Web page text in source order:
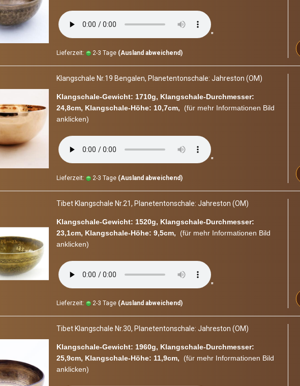
"
Lieferzeit: 2-3 Tage (Ausland abweichend)
Klang­scha­le Nr.19 Ben­ga­len, Pla­ne­ten­ton­scha­le: Jah­res­ton (OM)
Klangschale-​Gewicht: 1710g, Klangschale-​Durchmesser:
24,8cm, Klangschale-​Höhe: 10,7cm, (für mehr In­for­ma­tio­nen Bild
an­kli­cken)
"
Lieferzeit: 2-3 Tage (Ausland abweichend)
Tibet Klang­scha­le Nr.21, Pla­ne­ten­ton­scha­le: Jah­res­ton (OM)
Klangschale-​Gewicht: 1520g, Klangschale-​Durchmesser:
23,1cm, Klangschale-​Höhe: 9,5cm, (für mehr In­for­ma­tio­nen Bild
an­kli­cken)
"
Lieferzeit: 2-3 Tage (Ausland abweichend)
Tibet Klang­scha­le Nr.30, Pla­ne­ten­ton­scha­le: Jah­res­ton (OM)
Klangschale-​Gewicht: 1960g, Klangschale-​Durchmesser:
25,9cm, Klangschale-​Höhe: 11,9cm, (für mehr In­for­ma­tio­nen Bild
an­kli­cken)